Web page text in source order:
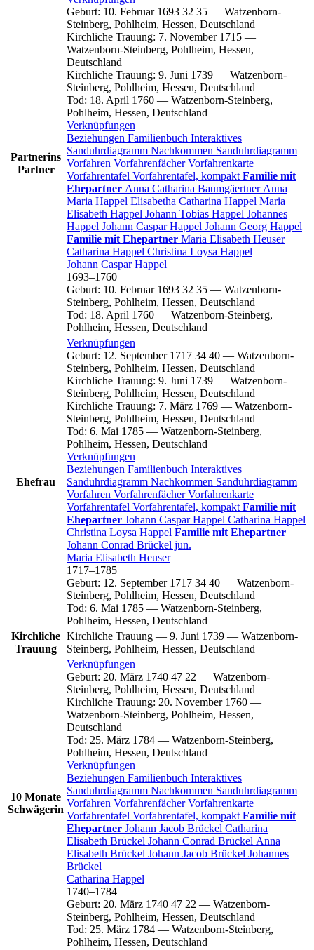
Partnerins
Partner
Geburt: 10. Februar 1693 32 35 — Watzenborn-
Steinberg, Pohlheim, Hessen, Deutschland
Kirchliche Trauung: 7. November 1715 —
Watzenborn-Steinberg, Pohlheim, Hessen,
Deutschland
Kirchliche Trauung: 9. Juni 1739 — Watzenborn-
Steinberg, Pohlheim, Hessen, Deutschland
Tod: 18. April 1760 — Watzenborn-Steinberg,
Pohlheim, Hessen, Deutschland
Verknüpfungen
Beziehungen Familienbuch Interaktives
Sanduhrdiagramm Nachkommen Sanduhrdiagramm
Vorfahren VorfahrenfächerVorfahrenkarte
Vorfahrentafel Vorfahrentafel, kompakt Familie mit
Ehepartner Anna Catharina Baumgäertner Anna
Maria Happel Elisabetha Catharina Happel Maria
Elisabeth Happel Johann Tobias Happel Johannes
Happel Johann CasparHappel Johann Georg Happel
Familie mit Ehepartner Maria Elisabeth Heuser
Catharina Happel Christina Loysa Happel
Johann CasparHappel
1693–1760
Geburt: 10. Februar 1693 32 35 — Watzenborn-
Steinberg, Pohlheim, Hessen, Deutschland
Tod: 18. April 1760 — Watzenborn-Steinberg,
Pohlheim, Hessen, Deutschland
Ehefrau
Verknüpfungen
Geburt: 12. September 1717 34 40 — Watzenborn-
Steinberg, Pohlheim, Hessen, Deutschland
Kirchliche Trauung: 9. Juni 1739 — Watzenborn-
Steinberg, Pohlheim, Hessen, Deutschland
Kirchliche Trauung: 7. März 1769 — Watzenborn-
Steinberg, Pohlheim, Hessen, Deutschland
Tod: 6. Mai 1785 — Watzenborn-Steinberg,
Pohlheim, Hessen, Deutschland
Verknüpfungen
Beziehungen Familienbuch Interaktives
Sanduhrdiagramm Nachkommen Sanduhrdiagramm
Vorfahren VorfahrenfächerVorfahrenkarte
Vorfahrentafel Vorfahrentafel, kompakt Familie mit
Ehepartner Johann CasparHappel Catharina Happel
Christina Loysa Happel Familie mit Ehepartner
Johann Conrad Brückel jun.
Maria Elisabeth Heuser
1717–1785
Geburt: 12. September 1717 34 40 — Watzenborn-
Steinberg, Pohlheim, Hessen, Deutschland
Tod: 6. Mai 1785 — Watzenborn-Steinberg,
Pohlheim, Hessen, Deutschland
Kirchliche
Trauung
Kirchliche Trauung — 9. Juni 1739 — Watzenborn-
Steinberg, Pohlheim, Hessen, Deutschland
10 Monate
Schwägerin
Verknüpfungen
Geburt: 20. März 1740 47 22 — Watzenborn-
Steinberg, Pohlheim, Hessen, Deutschland
Kirchliche Trauung: 20. November 1760 —
Watzenborn-Steinberg, Pohlheim, Hessen,
Deutschland
Tod: 25. März 1784 — Watzenborn-Steinberg,
Pohlheim, Hessen, Deutschland
Verknüpfungen
Beziehungen Familienbuch Interaktives
Sanduhrdiagramm Nachkommen Sanduhrdiagramm
Vorfahren VorfahrenfächerVorfahrenkarte
Vorfahrentafel Vorfahrentafel, kompakt Familie mit
Ehepartner Johann Jacob Brückel Catharina
Elisabeth Brückel Johann Conrad Brückel Anna
Elisabeth Brückel Johann Jacob Brückel Johannes
Brückel
Catharina Happel
1740–1784
Geburt: 20. März 1740 47 22 — Watzenborn-
Steinberg, Pohlheim, Hessen, Deutschland
Tod: 25. März 1784 — Watzenborn-Steinberg,
Pohlheim, Hessen, Deutschland